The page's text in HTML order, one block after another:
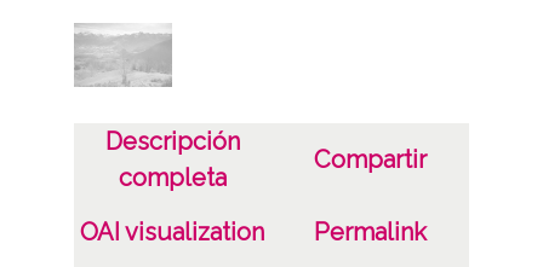
Plástico
Fecha
Lugar
Aquitania (Francia)
Descripción
completa
Compartir
OAI visualization Permalink